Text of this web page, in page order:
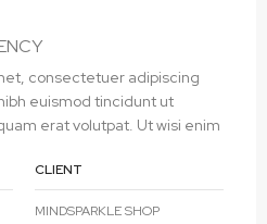
consectetuer adipiscing
euismod tincidunt ut
erat volutpat. Ut wisi enim
CLIENT
MINDSPARKLE SHOP